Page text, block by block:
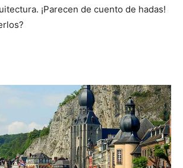
¡Parecen de cuento de hadas!